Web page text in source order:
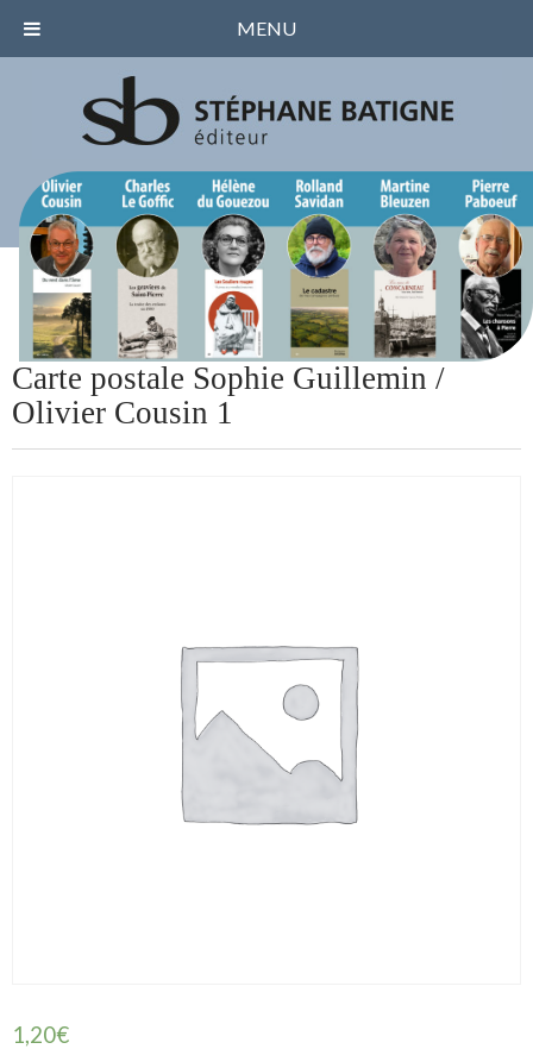
Carte postale Sophie Guillemin /
Olivier Cousin 1
1,20€
MENU